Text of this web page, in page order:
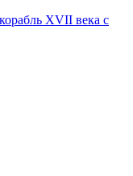
XVII века с